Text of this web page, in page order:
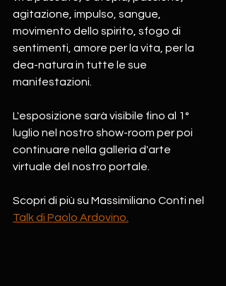
agitazione, impulso, sangue,
movimento dello spirito, sfogo di
sentimenti, amore per la vita, per la
dea-natura in tutte le sue
manifestazioni.
L'esposizione sarà visibile fino al 1°
luglio nel nostro show-room per poi
continuare nella galleria d'arte
virtuale del nostro portale.
Scopri di più su Massimiliano Conti nel
Talk di Paolo Ardovino.